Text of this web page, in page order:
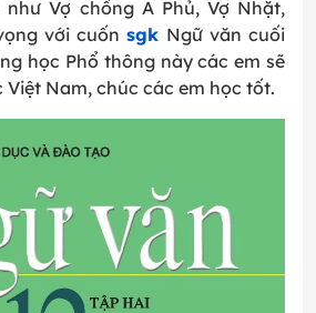
Vợ chồng A Phủ, Vợ Nhặt,
với cuốnsgk Ngữ văn cuối
học Phổ thông này các em sẽ
Việt Nam, chúc các em học tốt.